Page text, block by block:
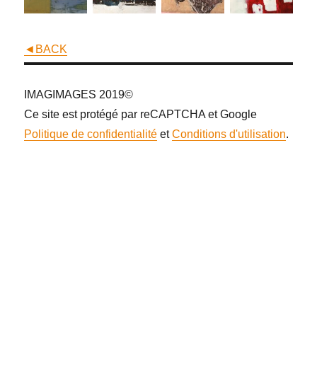
◄BACK
IMAGIMAGES 2019©
Ce site est protégé par reCAPTCHA et Google
Politique de confidentialité etConditions d'utilisation.